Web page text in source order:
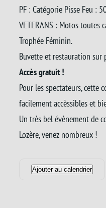
PF : Catégorie Pisse Feu :
VETERANS : Motos toutes
Trophée Féminin.
Buvette et restauration sur
Accès gratuit !
Pour les spectateurs, cette
facilement accèssibles et
Un très bel évènement de
Lozère, venez nombreux !
Ajouter au calendrier